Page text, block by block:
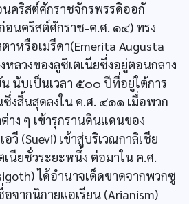
คริสต์ศักราชจักรพรรดิออกั
นคริสต์ศักราช-ค.ศ. ๑๔) ทรง
าหรือเมรีดา(Emerita Augusta
หลวงของลูซิเตเนียซึ่งอยู่ตอนกลาง
นับเป็นเวลา ๕๐๐ ปีที่อยู่ใต้การ
งสิ้นสุดลงใน ค.ศ. ๔๑๑ เมื่อพวก
าง ๆ เข้ารุกรานดินแดนของ
วี (Suevi) เข้าสู่บริเวณกาลิเชีย
นียชั่วระยะหนึ่ง ต่อมาใน ค.ศ.
ได้อำนาจเด็ดขาดจากพวกซู
อจากนิกายแอเรียน (Arianism)